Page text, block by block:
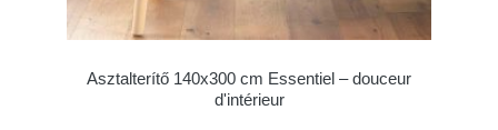
Asztalterítő 140x300 cm Essentiel – douceur
d'intérieur